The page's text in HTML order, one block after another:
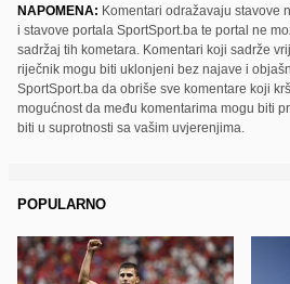
NAPOMENA: Komentari odražavaju stavove
i stavove portala SportSport.ba te portal ne
sadržaj tih kometara. Komentari koji sadrže
riječnik mogu biti uklonjeni bez najave i
SportSport.ba da obriše sve komentare koji
mogućnost da među komentarima mogu biti
biti u suprotnosti sa vašim uvjerenjima.
POPULARNO